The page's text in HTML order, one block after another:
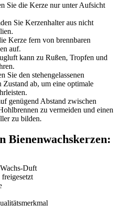
Sie die Kerze nur unter Aufsicht
Sie Kerzenhalter aus nicht
Kerze fern von brennbaren
auf.
kann zu Rußen, Tropfen und
Sie den stehengelassenen
ab, um eine optimale
genügend Abstand zwischen
zu vermeiden und einen
zu bilden.
Bienenwachskerzen:
Duft